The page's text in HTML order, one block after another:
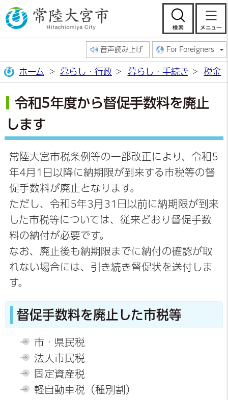
常陸大宮市公
検
音声読み上げ For Foreigners
ホーム 暮らし・行政 暮らし・手続き 税金
令和5年度から督促手数料を廃止
します
常陸大宮市税条例等の一部改正により、令和5
年4月1日以降に納期限が到来する市税等の督
促手数料が廃止となります。
ただし、令和5年3月31日以前に納期限が到来
した市税等については、従来どおり督促手数
料の納付が必要です。
なお、廃止後も納期限までに納付の確認が取
れない場合には、引き続き督促状を送付しま
す。
督促手数料を廃止した市税等
市・県民税
法人市民税
固定資産税
軽自動車税（種別割）